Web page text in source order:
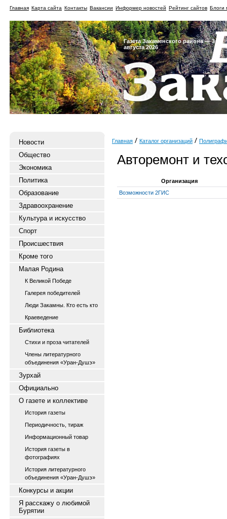
Главная Карта сайта Контакты Вакансии Информер новостей Рейтинг сайтов Блоги
Газета Закаменского района — 3
августа 2026
Новости
Общество
Экономика
Политика
Образование
Здравоохранение
Культура и искусство
Спорт
Происшествия
Кроме того
Малая Родина
К Великой Победе
Галерея победителей
Люди Закамны. Кто есть кто
Краеведение
Библиотека
Стихи и проза читателей
Члены литературного
объединения «Уран-Душэ»
Зурхай
Официально
О газете и коллективе
История газеты
Периодичность, тираж
Информационный товар
История газеты в
фотографиях
История литературного
объединения «Уран-Душэ»
Конкурсы и акции
Я расскажу о любимой
Бурятии
Главная Каталог организаций
Авторемонт и
Организация
Возможности 2ГИС